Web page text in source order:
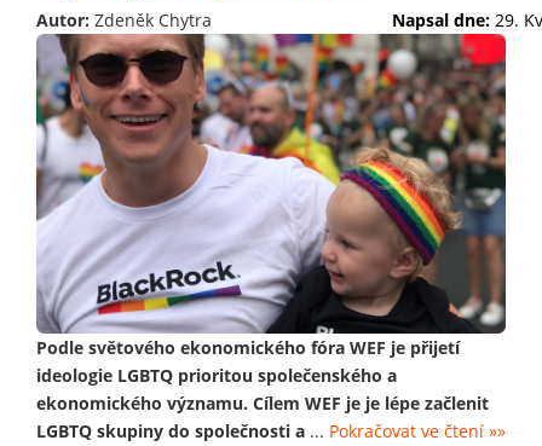
Autor: Zdeněk Chytra Napsal dne: 29.
Podle světového ekonomického fóra WEF je přijetí
ideologie LGBTQ prioritou společenského a
ekonomického významu. Cílem WEF je je lépe začlenit
LGBTQ skupiny do společnosti a ... Pokračovat ve čtení »»